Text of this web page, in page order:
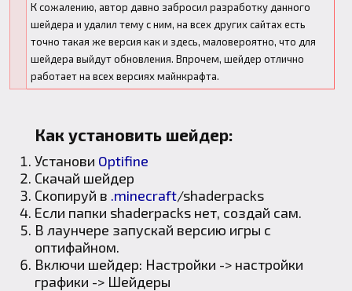
К сожалению, автор давно забросил разработку данного
шейдера и удалил тему с ним, на всех других сайтах есть
точно такая же версия как и здесь, маловероятно, что для
шейдера выйдут обновления. Впрочем, шейдер отлично
работает на всех версиях майнкрафта.
Как установить шейдер:
Установи Optifine
Скачай шейдер
Скопируй в .minecraft/shaderpacks
Если папки shaderpacks нет, создай сам.
В лаунчере запускай версию игры с
оптифайном.
Включи шейдер: Настройки -> настройки
графики -> Шейдеры